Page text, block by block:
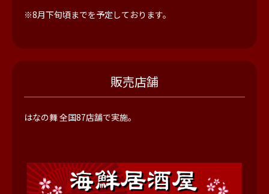
※8月下旬頃までを予定しております。
販売店舗
はなの舞 全国87店舗で実施。